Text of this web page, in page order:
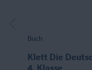
Buch
Klett Die